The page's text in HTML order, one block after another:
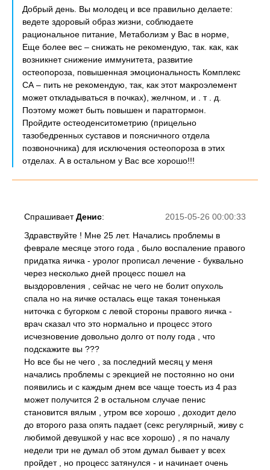
Добрый день. Вы молодец и все правильно делаете:
ведете здоровый образ жизни, соблюдаете
рациональное питание, Метаболизм у Вас в норме,
Еще более вес – снижать не рекомендую, так. как, как
возникнет снижение иммунитета, развитие
остеопороза, повышенная эмоциональность Комплекс
СА – пить не рекомендую, так, как этот макроэлемент
может откладываться в почках), желчном, и . т . д.
Поэтому может быть повышен и паратгормон.
Пройдите остеоденситометрию (прицельно
тазобедренных суставов и поясничного отдела
позвоночника) для исключения остеопороза в этих
отделах. А в остальном у Вас все хорошо!!!
2015-05-26 00:00:33
СпрашиваетДенис:
Здравствуйте ! Мне 25 лет. Начались проблемы в
феврале месяце этого года , было воспаление правого
придатка яичка - уролог прописал лечение - буквально
через несколько дней процесс пошел на
выздоровления , сейчас не чего не болит опухоль
спала но на яичке осталась еще такая тоненькая
ниточка с бугорком с левой стороны правого яичка -
врач сказал что это нормально и процесс этого
исчезновение довольно долго от полу года , что
подскажите вы ???
Но все бы не чего , за последний месяц у меня
начались проблемы с эрекцией не постоянно но они
появились и с каждым днем все чаще тоесть из 4 раз
может получится 2 в остальном случае пенис
становится вялым , утром все хорошо , доходит дело
до второго раза опять падает (секс регулярный, живу с
любимой девушкой у нас все хорошо) , я по началу
недели три не думал об этом думал бывает у всех
пройдет , но процесс затянулся - и начинает очень